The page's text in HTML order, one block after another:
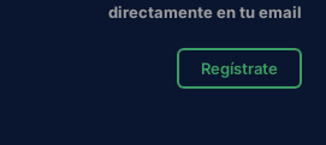
directamente en tu email
Regístrate